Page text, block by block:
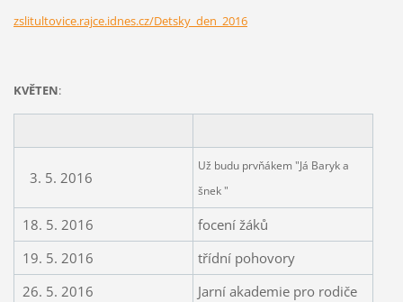
zslitultovice.rajce.idnes.cz/Detsky_den_2016
KVĚTEN:
3. 5. 2016
Už budu prvňákem "Já Baryk a
šnek "
18. 5. 2016
focení žáků
19. 5. 2016
třídní pohovory
26. 5. 2016
Jarní akademie pro rodiče